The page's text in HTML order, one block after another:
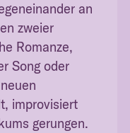
an
zweier
Romanze,
Song oder
improvisiert
gerungen.